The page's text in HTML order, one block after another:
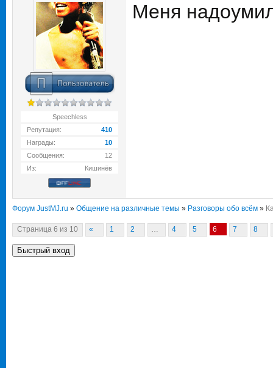
Speechless
Репутация:
410
Награды:
10
Сообщения:
12
Из:
Кишинёв
Меня
Форум JustMJ.ru » Общение на различные темы » Разговоры обо всём »
Страница 6 из 10 « 1 2 … 4 5 6 7 8